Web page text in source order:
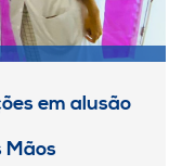
em alusão
Mãos